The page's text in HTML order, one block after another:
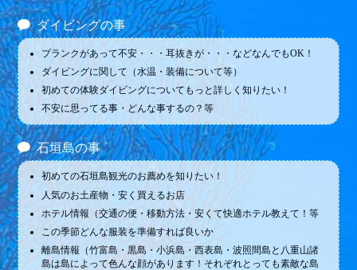
ダイビングの事
ブランクがあって不安・・・耳抜きが・・・などなんでもOK！
ダイビングに関して（水温・装備について等）
初めての体験ダイビングについてもっと詳しく知りたい！
不安に思ってる事・どんな事するの？等
石垣島の事
初めての石垣島観光のお薦めを知りたい！
人気のお土産物・安く買えるお店
ホテル情報（交通の便・移動方法・安くて快適ホテル教えて！等
この季節どんな服装を準備すれば良いか
離島情報（竹富島・黒島・小浜島・西表島・波照間島と八重山諸
島は島によって色んな顔があります！それぞれとっても素敵な島